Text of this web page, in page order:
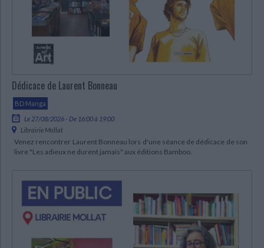
Bibliothèque de la Pléiade Critique et histoire littéraire
Classiques scolaires Littérature ancienne et médiévale
Littérature de voyage Audio - Livres lus
Ecologie - Environnement Religions - Spiritualités
Histoire de France Biographies historiques
Histoire - Généralités Histoire des pays
Culture scientifique
Danse
Dédicace de Laurent Bonneau
BD Manga
Le 27/08/2026 - De 16:00 à 19:00
Librairie Mollat
Venez rencontrer Laurent Bonneau lors d'une séance de dédicace de son
livre "Les adieux ne durent jamais" aux éditions Bamboo.